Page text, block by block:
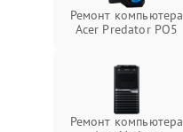
Ремонт компьютера
Acer Predator PO5
Ремонт компьютера